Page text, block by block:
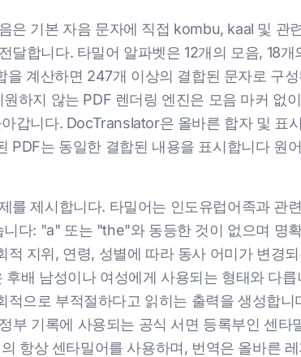
은 기본 자음 문자에 직접 kombu, kaal 및 관
달합니다. 타밀어 알파벳은 12개의 모음, 18
을 계산하면 247개 이상의 결합된 문자로 구
하지 않는 PDF 렌더링 엔진은 모음 마커 없
갑니다. DocTranslator은 올바른 합자 및 표
PDF는 동일한 결합된 내용을 표시합니다 원
를 제시합니다. 타밀어는 인도유럽어족과 관
다: "a" 또는 "the"와 동등한 것이 없으며 명
지위, 연령, 성별에 따라 동사 어미가 변경
배 남성이나 여성에게 사용되는 형태와 다
으로 부적절하다고 읽히는 출력을 생성합
부 기록에 사용되는 공식 서면 등록부인 센타
항상 센타밀어를 사용하며, 번역은 올바른